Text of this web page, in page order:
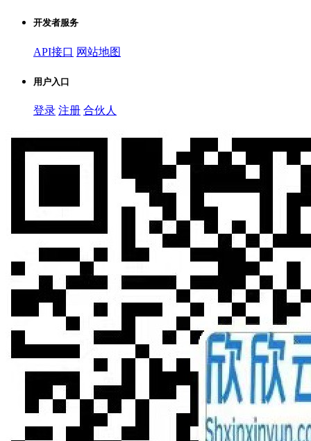
开发者服务
API接口 网站地图
用户入口
登录 注册 合伙人